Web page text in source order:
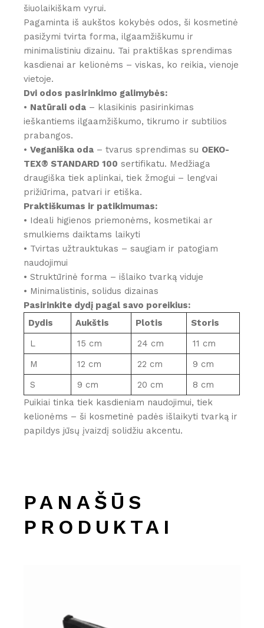
šiuolaikiškam vyrui.
Pagaminta iš aukštos kokybės odos, ši kosmetinė
pasižymi tvirta forma, ilgaamžiškumu ir
minimalistiniu dizainu. Tai praktiškas sprendimas
kasdienai ar kelionėms – viskas, ko reikia, vienoje
vietoje.
Dvi odos pasirinkimo galimybės:
• Natūrali oda – klasikinis pasirinkimas
ieškantiems ilgaamžiškumo, tikrumo ir subtilios
prabangos.
•Veganiška oda – tvarus sprendimas su OEKO-
TEX® STANDARD 100 sertifikatu. Medžiaga
draugiška tiek aplinkai, tiek žmogui – lengvai
prižiūrima, patvari ir etiška.
Praktiškumas ir patikimumas:
• Ideali higienos priemonėms, kosmetikai ar
smulkiems daiktams laikyti
• Tvirtas užtrauktukas – saugiam ir patogiam
naudojimui
• Struktūrinė forma – išlaiko tvarką viduje
• Minimalistinis, solidus dizainas
Pasirinkite dydį pagal savo poreikius:
Dydis
Aukštis Plotis
Storis
L
15 cm 24 cm
11 cm
M
12 cm 22 cm
9 cm
S
9 cm 20 cm
8 cm
Puikiai tinka tiek kasdieniam naudojimui, tiek
kelionėms – ši kosmetinė padės išlaikyti tvarką ir
papildys jūsų įvaizdį solidžiu akcentu.
PANAŠŪS
PRODUKTAI